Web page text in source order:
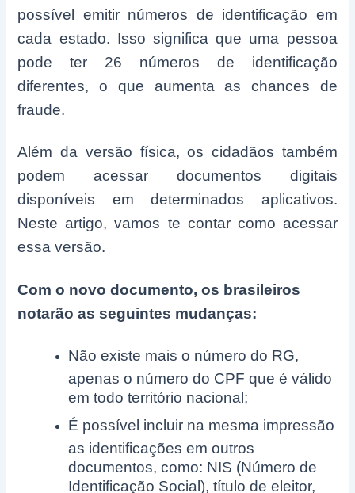
possível emitir números de identificação em
cada estado. Isso significa que uma pessoa
pode ter 26 números de identificação
diferentes, o que aumenta as chances de
fraude.
Além da versão física, os cidadãos também
podem acessar documentos digitais
disponíveis em determinados aplicativos.
Neste artigo, vamos te contar como acessar
essa versão.
Com o novo documento, os brasileiros
notarão as seguintes mudanças:
Não existe mais o número do RG,
apenas o número do CPF que é válido
em todo território nacional;
É possível incluir na mesma impressão
as identificações em outros
documentos, como: NIS (Número de
Identificação Social), título de eleitor,